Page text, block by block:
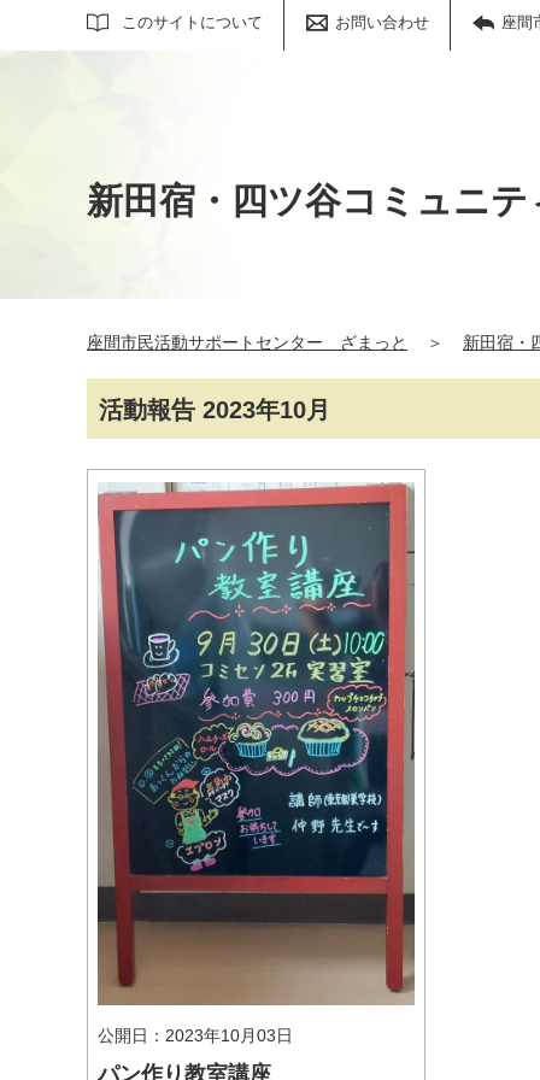
このサイトについて お問い合わせ 座間
サイト内検索
新田宿・四ツ谷コミュニ
座間市民活動サポートセンター ざまっと ＞ 新田宿・
活動報告 2023年10月
公開日：2023年10月03日
パン作り教室講座
マイメディア検索